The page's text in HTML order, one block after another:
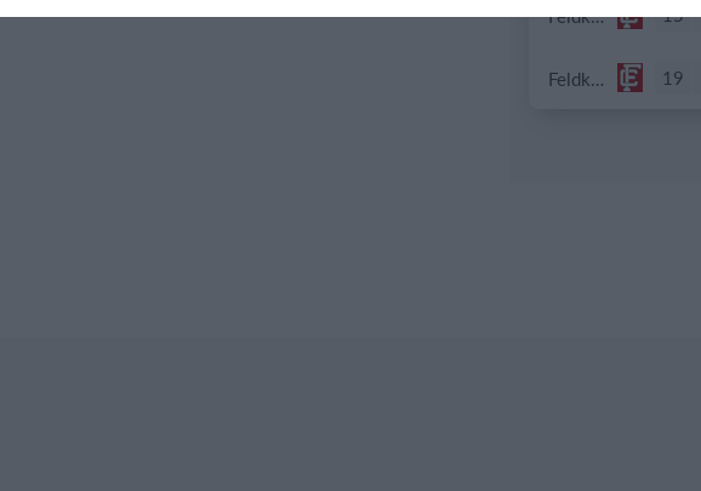
Feldkirch Cardinals U10 15
Feldkirch Cardinals U10 19